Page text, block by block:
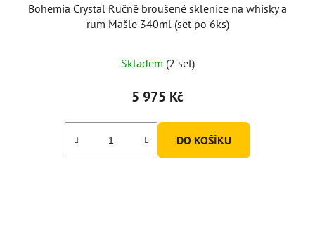
Bohemia Crystal Ručně broušené sklenice na whisky a
rum Mašle 340ml (set po 6ks)
Skladem (2 set)
5 975 Kč
DO KOŠÍKU